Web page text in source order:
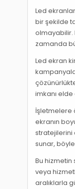
Led
bir şekilde
olmayabilir.
zamanda
Led ekran
imkanı
İşletmelere
ekranın
stratejilerini
sunar,
Bu hizmetin
veya
aralıklarla